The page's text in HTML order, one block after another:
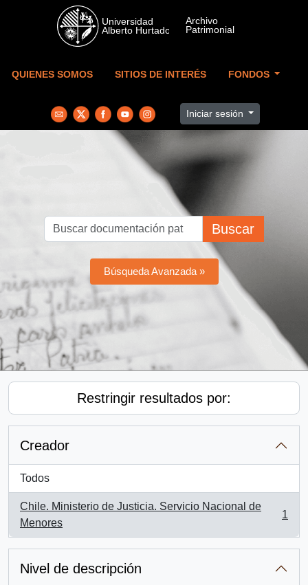
Skip to main content
QUIENES SOMOS SITIOS DE INTERÉS FONDOS
Iniciar sesión
Buscar
Búsqueda Avanzada »
Restringir resultados por:
Creador
Todos
Chile. Ministerio de Justicia. Servicio Nacional de
Menores
, 1 resultados
1
Nivel de descripción